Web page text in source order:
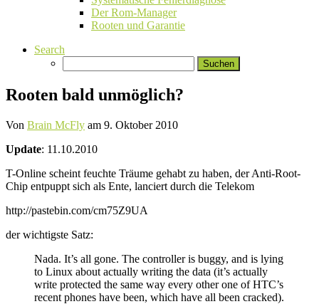
Der Rom-Manager
Rooten und Garantie
Search
nach:
Rooten bald unmöglich?
Von Brain McFly am 9. Oktober 2010
Update: 11.10.2010
T-Online scheint feuchte Träume gehabt zu haben, der Anti-Root-
Chip entpuppt sich als Ente, lanciert durch die Telekom
http://pastebin.com/cm75Z9UA
der wichtigste Satz:
Nada. It’s all gone. The controller is buggy, and is lying
to Linux about actually writing the data (it’s actually
write protected the same way every other one of HTC’s
recent phones have been, which have all been cracked).